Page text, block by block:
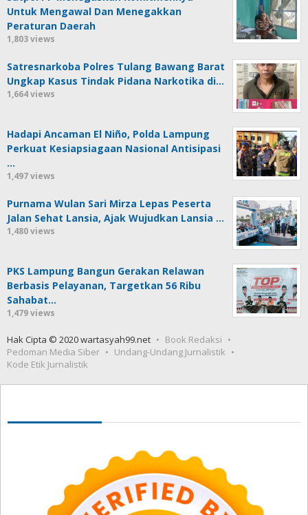
Untuk Mengawal Dan Menegakkan
Peraturan Daerah
1,803 views
Satresnarkoba Polres Tulang Bawang Barat
Ungkap Kasus Tindak Pidana Narkotika di…
1,664 views
Hadapi Ancaman El Niño, Polda Lampung
Perkuat Kesiapsiagaan Nasional Antisipasi
…
1,497 views
Purnama Wulan Sari Mirza Lepas Peserta
Jalan Sehat Lansia, Ajak Wujudkan Lansia …
1,480 views
PKS Lampung Bangun Gerakan Relawan
Berbasis Pelayanan, Targetkan 56 Ribu
Sahabat…
1,479 views
Hak Cipta © 2020 wartasyah99.net
Book Redaksi
Pedoman Media Siber
Undang-Undang Jurnalistik
Kode Etik Jurnalistik